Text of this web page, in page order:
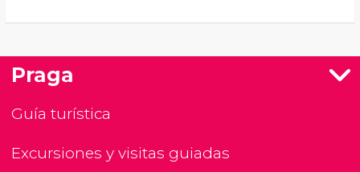
Praga
Guía turística
Excursiones y visitas guiadas